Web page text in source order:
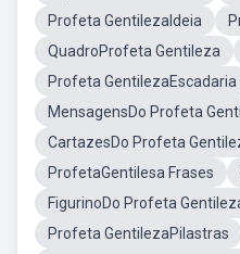
Profeta GentilezaIdeia
QuadroProfeta Gentileza
Profeta GentilezaEscadaria
MensagensDo Profeta
CartazesDo Profeta
ProfetaGentilesa Frases
FigurinoDo Profeta
Profeta GentilezaPilastras